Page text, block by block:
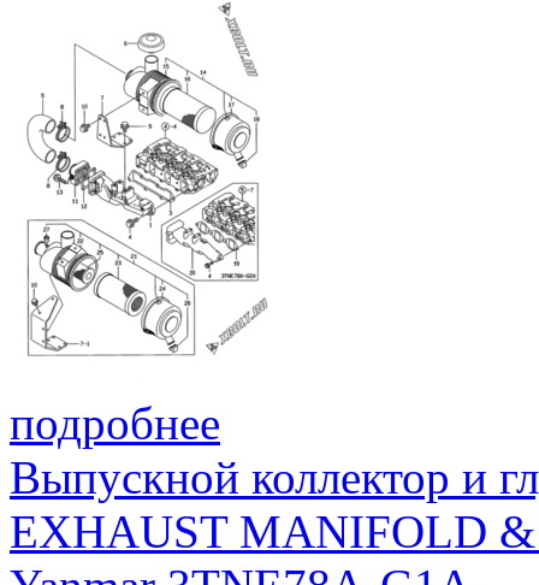
подробнее
Выпускной коллектор и
EXHAUST MANIFOLD